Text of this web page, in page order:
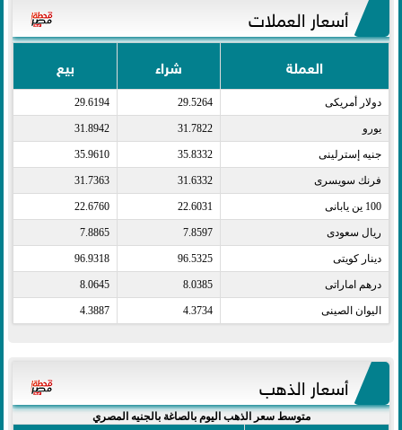
أسعار العملات
العملة شراء بيع
دولار أمريكى​ 29.5264
29.6194
يورو​ 31.7822
31.8942
جنيه إسترلينى​ 35.8332
35.9610
فرنك سويسرى​ 31.6332
31.7363
100 ين يابانى​ 22.6031
22.6760
ريال سعودى​ 7.8597
7.8865
دينار كويتى​ 96.5325
96.9318
درهم اماراتى​ 8.0385
8.0645
اليوان الصينى​ 4.3734
4.3887
أسعار الذهب
متوسط سعر الذهب اليوم بالصاغة بالجنيه المصري